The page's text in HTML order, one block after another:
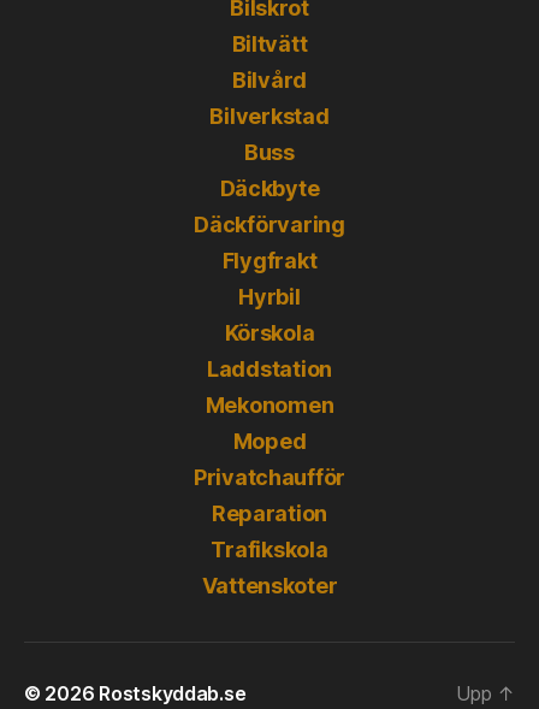
Bilskrot
Biltvätt
Bilvård
Bilverkstad
Buss
Däckbyte
Däckförvaring
Flygfrakt
Hyrbil
Körskola
Laddstation
Mekonomen
Moped
Privatchaufför
Reparation
Trafikskola
Vattenskoter
© 2026 Rostskyddab.se Upp ↑